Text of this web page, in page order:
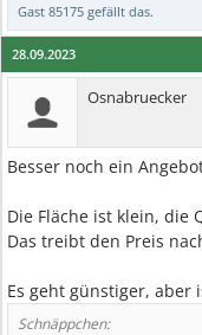
Gast 85175 gefällt das.
28.09.2023
Osnabruecker
Besser noch ein
Die Fläche ist klein, die
Das treibt den Preis
Es geht günstiger, aber
Schnäppchen: